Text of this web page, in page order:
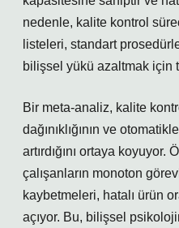
nedenle, kalite kontrol
listeleri, standart
bilişsel yükü azaltmak için
Bir meta-analiz, kalite
dağınıklığının ve
artırdığını ortaya koyuyor.
çalışanların monoton
kaybetmeleri, hatalı ürün
açıyor. Bu, bilişsel